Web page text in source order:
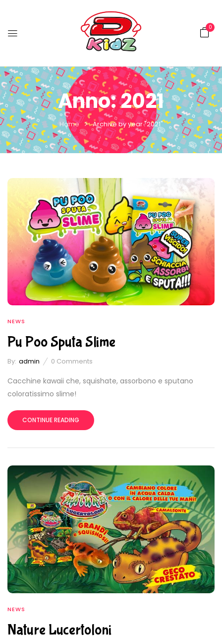
0
Anno:2021
Home Archive by year "2021"
NEWS
Pu Poo Sputa Slime
By: admin 0 Comments
Cacchine kawaii che, squishate, assorbono e sputano
coloratissimo slime!
CONTINUE READING
NEWS
Nature Lucertoloni